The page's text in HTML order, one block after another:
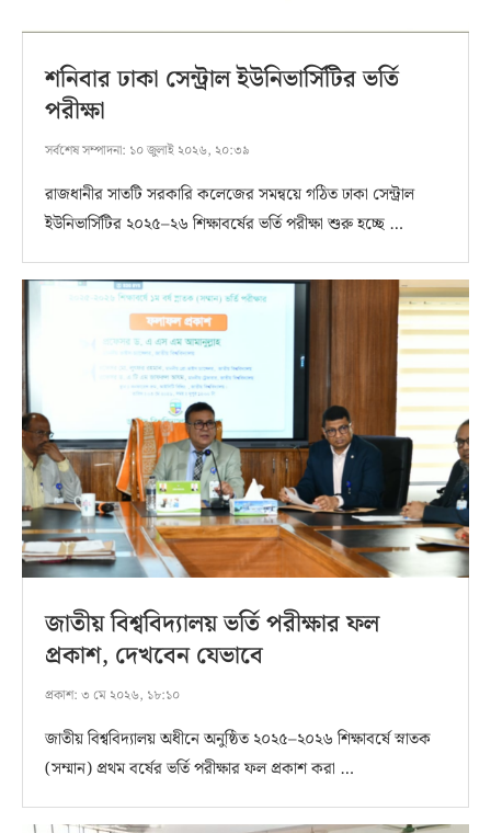
শনিবার ঢাকা সেন্ট্রাল ইউনিভার্সিটির ভর্তি
পরীক্ষা
সর্বশেষ সম্পাদনা: ১০ জুলাই ২০২৬, ২০:৩৯
রাজধানীর সাতটি সরকারি কলেজের সমন্বয়ে গঠিত ঢাকা সেন্ট্রাল
ইউনিভার্সিটির ২০২৫–২৬ শিক্ষাবর্ষের ভর্তি পরীক্ষা শুরু হচ্ছে …
জাতীয় বিশ্ববিদ্যালয় ভর্তি পরীক্ষার ফল
প্রকাশ, দেখবেন যেভাবে
প্রকাশ: ৩ মে ২০২৬, ১৮:১০
জাতীয় বিশ্ববিদ্যালয় অধীনে অনুষ্ঠিত ২০২৫–২০২৬ শিক্ষাবর্ষে স্নাতক
(সম্মান) প্রথম বর্ষের ভর্তি পরীক্ষার ফল প্রকাশ করা …